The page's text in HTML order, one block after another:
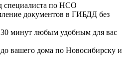
специалиста по НСО
документов в ГИБДД без
30 минут любым удобным для вас
до вашего дома по Новосибирску и